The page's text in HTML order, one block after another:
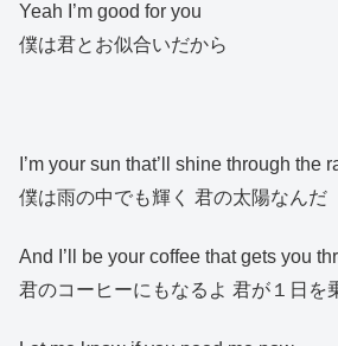
Yeah I’m good for you
僕は君とお似合いだから
I’m your sun that’ll shine through the
僕は雨の中でも輝く 君の太陽なんだ
And I’ll be your coffee that gets you
君のコーヒーにもなるよ 君が１日を